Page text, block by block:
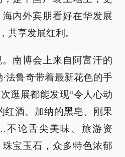
内外宾朋看好在华发展
共享发展红利。
南博会上来自阿富汗的
法鲁奇带着最新花色的手
逛展都能发现“令人心动
红酒、加纳的黑皂、刚果
不论舌尖美味、旅游资
宝玉石，众多特色浓郁